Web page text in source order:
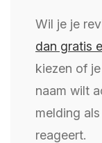
Wil je je
dan gratis
kiezen of
naam wilt
melding
reageert.